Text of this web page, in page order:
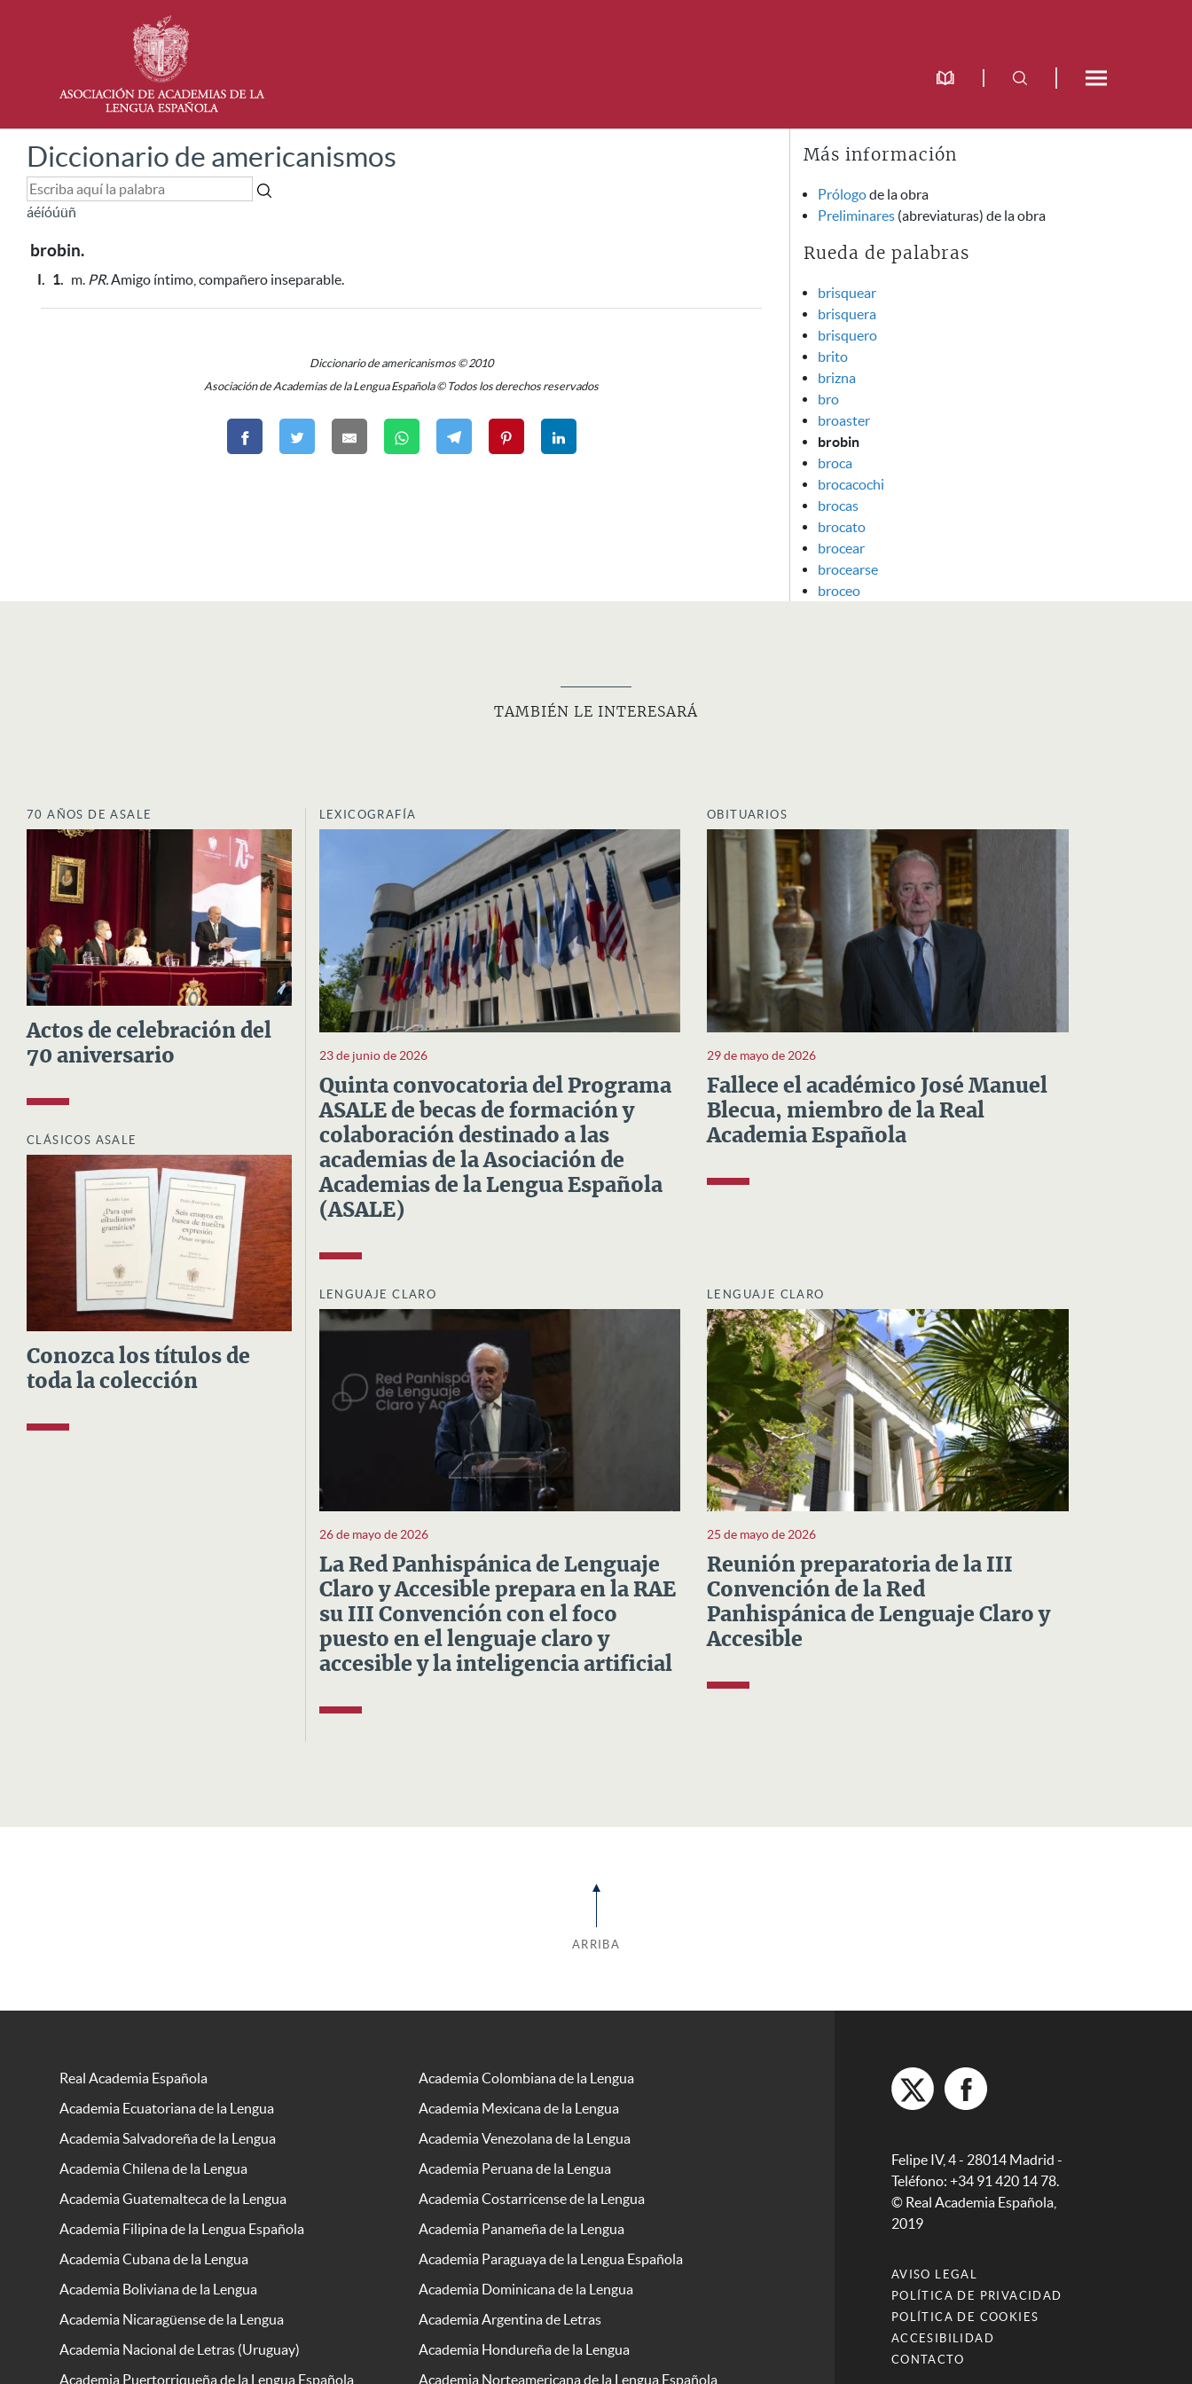
Diccionario de americanismos
áéíóúüñ
brobin.
I. 1. m. PR.Amigo íntimo, compañero inseparable.
Diccionario de americanismos © 2010
Asociación de Academias de la Lengua Española © Todos los derechos reservados
Más información
Prólogode la obra
Preliminares (abreviaturas) de la obra
Rueda de palabras
brisquear
brisquera
brisquero
brito
brizna
bro
broaster
brobin
broca
brocacochi
brocas
brocato
brocear
brocearse
broceo
TAMBIÉN LE INTERESARÁ
70 AÑOS DE ASALE
Actos de celebración del
70 aniversario
CLÁSICOS ASALE
Conozca los títulos de
toda la colección
LEXICOGRAFÍA
23 de junio de 2026
Quinta convocatoria del Programa
ASALE de becas de formación y
colaboración destinado a las
academias de la Asociación de
Academias de la Lengua Española
(ASALE)
OBITUARIOS
29 de mayo de 2026
Fallece el académico José Manuel
Blecua, miembro de la Real
Academia Española
LENGUAJE CLARO
26 de mayo de 2026
La Red Panhispánica de Lenguaje
Claro y Accesible prepara en la RAE
su III Convención con el foco
puesto en el lenguaje claro y
accesible y la inteligencia artificial
LENGUAJE CLARO
25 de mayo de 2026
Reunión preparatoria de la III
Convención de la Red
Panhispánica de Lenguaje Claro y
Accesible
ARRIBA
Real Academia Española
Academia Colombiana de la Lengua
Academia Ecuatoriana de la Lengua
Academia Mexicana de la Lengua
Academia Salvadoreña de la Lengua
Academia Venezolana de la Lengua
Academia Chilena de la Lengua
Academia Peruana de la Lengua
Academia Guatemalteca de la Lengua
Academia Costarricense de la Lengua
Academia Filipina de la Lengua Española
Academia Panameña de la Lengua
Academia Cubana de la Lengua
Academia Paraguaya de la Lengua Española
Academia Boliviana de la Lengua
Academia Dominicana de la Lengua
Academia Nicaragüense de la Lengua
Academia Argentina de Letras
Academia Nacional de Letras (Uruguay)
Academia Hondureña de la Lengua
Academia Puertorriqueña de la Lengua Española
Academia Norteamericana de la Lengua Española
Felipe IV, 4 - 28014 Madrid -
Teléfono: +34 91 420 14 78.
© Real Academia Española,
2019
AVISO LEGAL
POLÍTICA DE PRIVACIDAD
POLÍTICA DE COOKIES
ACCESIBILIDAD
CONTACTO